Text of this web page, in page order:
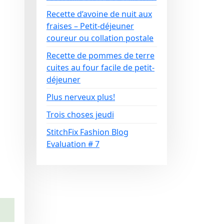
Recette d’avoine de nuit aux
fraises – Petit-déjeuner
coureur ou collation postale
Recette de pommes de terre
cuites au four facile de petit-
déjeuner
Plus nerveux plus!
Trois choses jeudi
StitchFix Fashion Blog
Evaluation # 7